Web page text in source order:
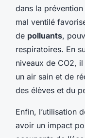
dans la prévention
mal ventilé
de polluants,
respiratoires. En
niveaux de CO2,
un air sain et de
des élèves et du
Enfin, l’utilisation
avoir un impact